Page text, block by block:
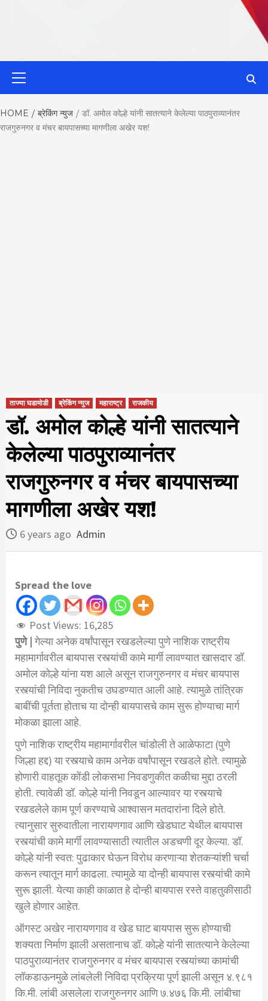
Best News
HOME ब्रेकिंग न्युज
डॉ. अमोल कोल्हे यांनी सातत्याने केलेल्या पाठपुराव्यानंतर
राजगुरुनगर व मंचर बायपासच्या मागणीला अखेर यश!
ताज्या घडामोडी ब्रेकिंग न्युज महाराष्ट्र राजकीय
डॉ. अमोल कोल्हे यांनी सातत्याने
केलेल्या पाठपुराव्यानंतर
राजगुरुनगर व मंचर बायपासच्या
मागणीला अखेर यश!
6 years ago Admin
Spread the love
Post Views: 16,285
पुणे |गेल्या अनेक वर्षांपासून रखडलेल्या पुणे नाशिक राष्ट्रीय
महामार्गावरील बायपास रस्त्यांची कामे मार्गी लावण्यात खासदार डॉ.
अमोल कोल्हे यांना यश आले असून राजगुरुनगर व मंचर बायपास
रस्त्यांची निविदा नुकतीच उघडण्यात आली आहे. त्यामुळे तांत्रिक
बाबींची पूर्तता होताच या दोन्ही बायपासचे काम सुरू होण्याचा मार्ग
मोकळा झाला आहे.
पुणे नाशिक राष्ट्रीय महामार्गावरील चांडोली ते आळेफाटा (पुणे
जिल्हा हद्द) या रस्त्याचे काम अनेक वर्षांपासून रखडले होते. त्यामुळे
होणारी वाहतूक कोंडी लोकसभा निवडणुकीत कळीचा मुद्दा ठरली
होती. त्यावेळी डॉ. कोल्हे यांनी निवडून आल्यावर या रस्त्याचे
रखडलेले काम पूर्ण करण्याचे आश्वासन मतदारांना दिले होते.
त्यानुसार सुरुवातीला नारायणगाव आणि खेडघाट येथील बायपास
रस्त्यांची कामे मार्गी लावण्यासाठी त्यातील अडचणी दूर केल्या. डॉ.
कोल्हे यांनी स्वत: पुढाकार घेऊन विरोध करणाऱ्या शेतकऱ्यांशी चर्चा
करून त्यातून मार्ग काढला. त्यामुळे या दोन्ही बायपास रस्त्यांची कामे
सुरू झाली. येत्या काही काळात हे दोन्ही बायपास रस्ते वाहतुकीसाठी
खुले होणार आहेत.
ऑगस्ट अखेर नारायणगाव व खेड घाट बायपास सुरू होण्याची
शक्यता निर्माण झाली असतानाच डॉ. कोल्हे यांनी सातत्याने केलेल्या
पाठपुराव्यानंतर राजगुरुनगर व मंचर बायपास रस्त्यांच्या कामांची
लॉकडाऊनमुळे लांबलेली निविदा प्रक्रिया पूर्ण झाली असून ४.९८१
कि.मी. लांबी असलेला राजगुरुनगर आणि ७.४७६ कि.मी. लांबीचा